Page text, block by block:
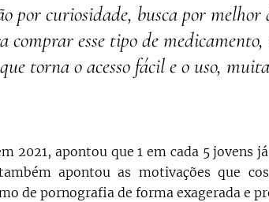
por curiosidade, busca por melhor
esse tipo de medicamento,
torna o acesso fácil e o uso,
2021, apontou que 1 em cada 5 jovens
apontou as motivações que
de pornografia de forma exagerada e